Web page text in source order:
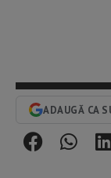
ADAUGĂ CA